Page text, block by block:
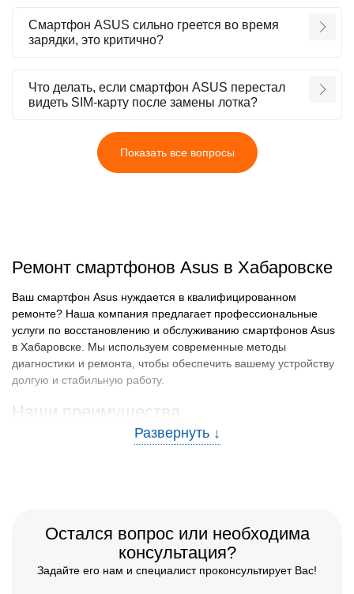
Смартфон ASUS сильно греется во время
зарядки, это критично?
Что делать, если смартфон ASUS перестал
видеть SIM-карту после замены лотка?
Показать все вопросы
Ремонт смартфонов Asus в Хабаровске
Ваш смартфон Asus нуждается в квалифицированном
ремонте? Наша компания предлагает профессиональные
услуги по восстановлению и обслуживанию смартфонов Asus
в Хабаровске. Мы используем современные методы
диагностики и ремонта, чтобы обеспечить вашему устройству
долгую и стабильную работу.
Наши преимущества
Обратившись к нам, вы получаете следующие преимущества:
сертифицированные комплектующие для ремонта
вашего смартфона.
Гарантия на ремонт:Предоставляем гарантию на все
Остался вопрос или необходима
консультация?
Задайте его нам и специалист проконсультирует Вас!